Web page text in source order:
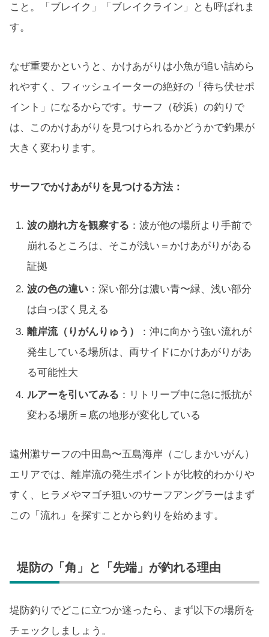
こと。「ブレイク」「ブレイクライン」とも呼ばれま
す。
なぜ重要かというと、かけあがりは小魚が追い詰めら
れやすく、フィッシュイーターの絶好の「待ち伏せポ
イント」になるからです。サーフ（砂浜）の釣りで
は、このかけあがりを見つけられるかどうかで釣果が
大きく変わります。
サーフでかけあがりを見つける方法：
波の崩れ方を観察する ：波が他の場所より手前で
崩れるところは、そこが浅い＝かけあがりがある
証拠
波の色の違い ：深い部分は濃い青〜緑、浅い部分
は白っぽく見える
離岸流（りがんりゅう）
：沖に向かう強い流れが
発生している場所は、両サイドにかけあがりがあ
る可能性大
ルアーを引いてみる ：リトリーブ中に急に抵抗が
変わる場所＝底の地形が変化している
遠州灘サーフの中田島〜五島海岸（ごしまかいがん）
エリアでは、離岸流の発生ポイントが比較的わかりや
すく、ヒラメやマゴチ狙いのサーフアングラーはまず
この「流れ」を探すことから釣りを始めます。
堤防の「角」と「先端」が釣れる理由
堤防釣りでどこに立つか迷ったら、まず以下の場所を
チェックしましょう。